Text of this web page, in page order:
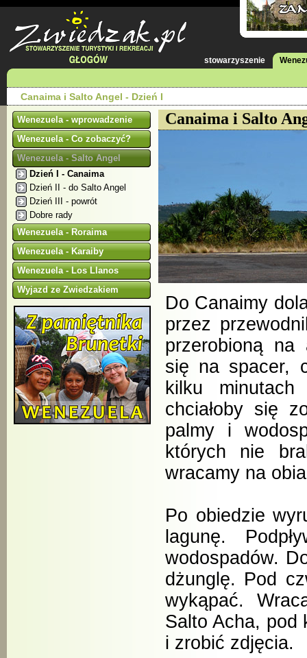
stowarzyszenie
Canaima i Salto Angel - Dzień I
Wenezuela - wprowadzenie
Wenezuela - Co zobaczyć?
Wenezuela - Salto Angel
Dzień I - Canaima
Dzień II - do Salto Angel
Dzień III - powrót
Dobre rady
Wenezuela - Roraima
Wenezuela - Karaiby
Wenezuela - Los Llanos
Wyjazd ze Zwiedzakiem
Canaima i Salto
Do Canaimy
przez
przerobioną na
się na spacer,
kilku
chciałoby się
palmy i
których nie
wracamy na
Po obiedzie
lagunę.
wodospadów.
dżunglę. Pod
wykąpać.
Salto Acha, pod
i zrobić zdjęcia.